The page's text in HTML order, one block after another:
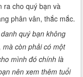
ra cho quý bạn và
phân vân, thắc mắc.
quý bạn không
còn phải có một
mình đó chính là
nên xem thêm tuổi